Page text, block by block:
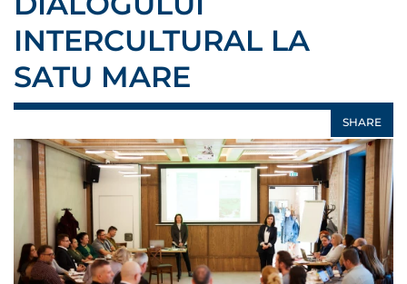
INTERCULTURAL LA
SATU MARE
SHARE